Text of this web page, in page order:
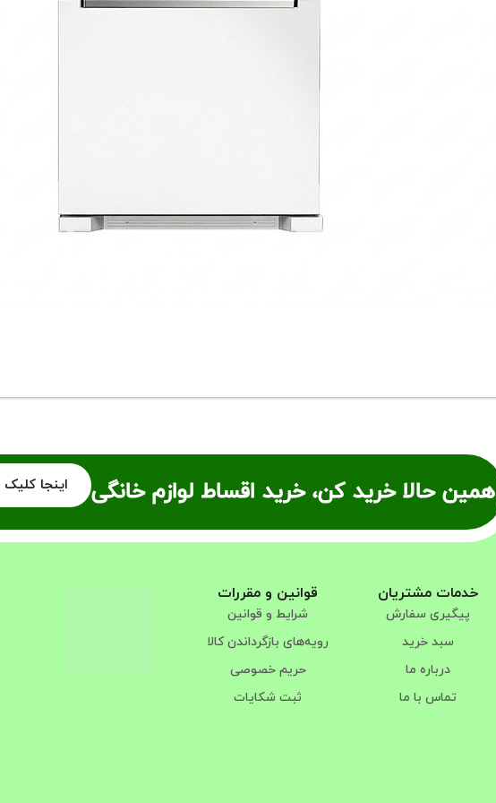
همین حالا خرید کن، خرید اقساط لوازم خانگی اینجا کلیک
خدمات مشتریان
پیگیری سفارش
سبد خرید
درباره ما
تماس با ما
قوانین و مقررات
شرایط و قوانین
رویه‌های بازگرداندن کالا
حریم خصوصی
ثبت شکایات